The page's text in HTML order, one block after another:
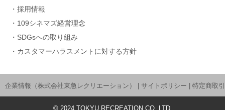
採用情報
109シネマズ経営理念
SDGsへの取り組み
カスタマーハラスメントに対する方針
企業情報（株式会社東急レクリエーション） サイトポリシー 特定商取
© 2024TOKYU RECREATION CO.,LTD.